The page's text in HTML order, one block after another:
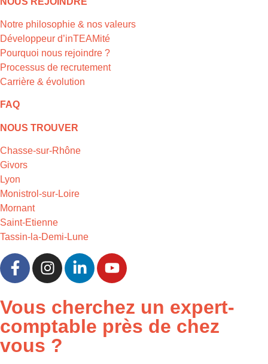
Notre philosophie & nos valeurs
Développeur d’inTEAMité
Pourquoi nous rejoindre ?
Processus de recrutement
Carrière & évolution
FAQ
NOUS TROUVER
Chasse-sur-Rhône
Givors
Lyon
Monistrol-sur-Loire
Mornant
Saint-Etienne
Tassin-la-Demi-Lune
Vous cherchez un expert-
comptable près de chez
vous ?